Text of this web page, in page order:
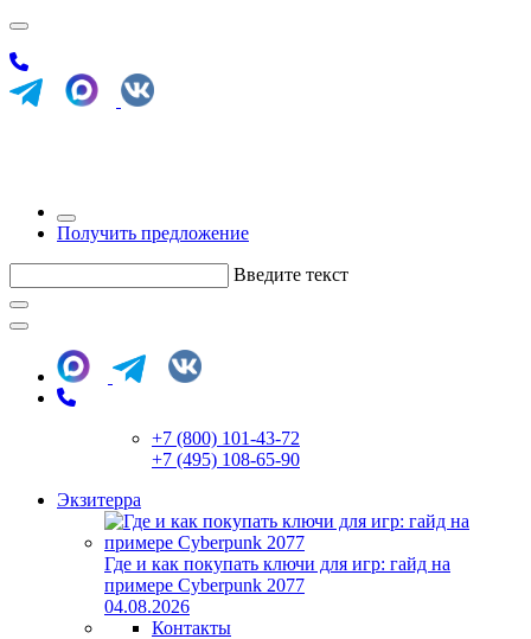
Получить предложение
Введите текст
+7 (800) 101-43-72
+7 (495) 108-65-90
Экзитерра
Где и как покупать ключи для игр: гайд на
примере Cyberpunk 2077
04.08.2026
Контакты